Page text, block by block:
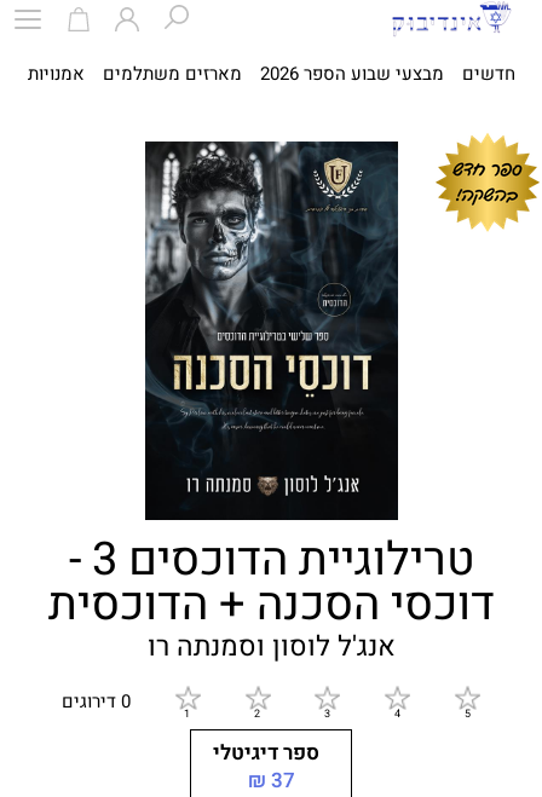
חדשים מבצעי שבוע הספר 2026 מארזים משתלמים אמנויות
טרילוגיית הדוכסים 3 -
דוכסי הסכנה + הדוכסית
אנג'ל לוסון וסמנתה רו
0 דירוגים
ספר דיגיטלי
37 ₪